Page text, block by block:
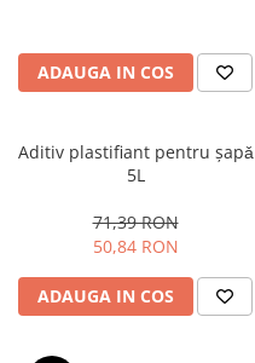
ADAUGA IN COS
Aditiv plastifiant pentru șapǎ
5L
71,39 RON
50,84 RON
ADAUGA IN COS